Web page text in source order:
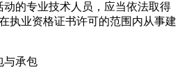
专业技术人员，应当依法取得
执业资格证书许可的范围内从事建
承包